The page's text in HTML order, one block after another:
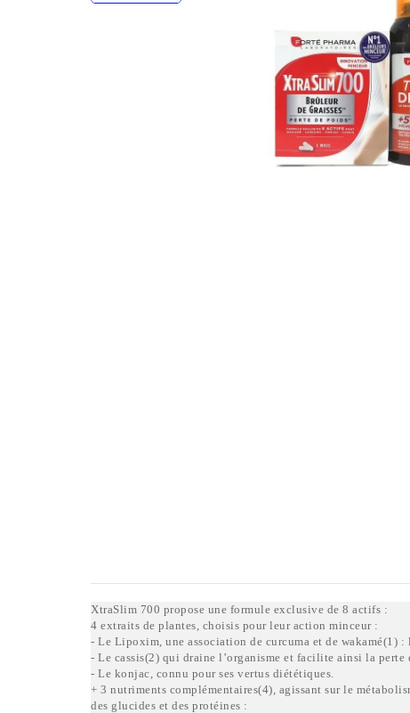
XtraSlim 700 propose une formule exclusive de 8 actifs :
4 extraits de plantes, choisis pour leur action minceur :
- Le Lipoxim, une association de curcuma et de wakamé(1)
- Le cassis(2) qui draine l’organisme et facilite ainsi la perte
- Le konjac, connu pour ses vertus diététiques.
+ 3 nutriments complémentaires(4), agissant sur le
des glucides et des protéines :